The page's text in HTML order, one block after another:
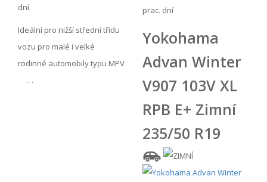
dní
Ideální pro nižší střední třídu
vozu pro malé i velké
rodinné automobily typu MPV
…
prac. dní
Yokohama
Advan Winter
V907 103V XL
RPB E+ Zimní
235/50 R19